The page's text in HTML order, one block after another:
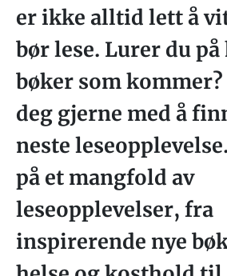
er ikke alltid lett å
bør lese. Lurer du
bøker som
deg gjerne med å
neste
på et mangfold av
leseopplevelser, fra
inspirerende nye